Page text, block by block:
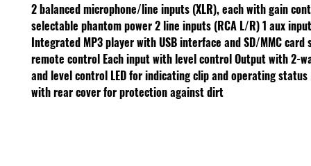
2 balanced microphone/line inputs (XLR), each with gain
selectable phantom power2 line inputs (RCA L/R)1 aux
Integrated MP3 player with USB interface and SD/MMC card
remote control Each input with level controlOutput with 2-
and level control LED for indicating clip and operating status
with rear cover for protection against dirt